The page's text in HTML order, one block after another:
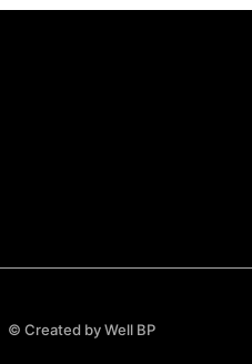
© Created by Well BP